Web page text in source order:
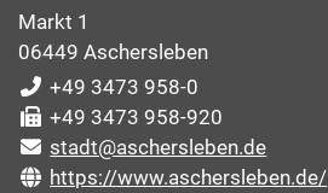
Markt 1
06449 Aschersleben
+49 3473 958-0
+49 3473 958-920
stadt@aschersleben.de
https://www.aschersleben.de/